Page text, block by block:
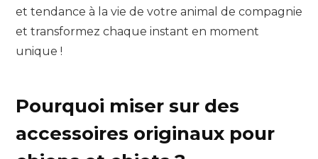
et tendance à la vie de votre animal de compagnie
et transformez chaque instant en moment
unique !
Pourquoi miser sur des
accessoires originaux pour